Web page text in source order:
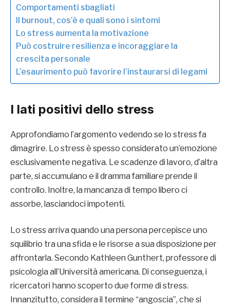
Comportamenti sbagliati
Il burnout, cos’è e quali sono i sintomi
Lo stress aumenta la motivazione
Può costruire resilienza e incoraggiare la
crescita personale
L’esaurimento può favorire l’instaurarsi di legami
I lati positivi dello stress
Approfondiamo l’argomento vedendo se lo stress fa
dimagrire. Lo stress è spesso considerato un’emozione
esclusivamente negativa. Le scadenze di lavoro, d’altra
parte, si accumulano e il dramma familiare prende il
controllo. Inoltre, la mancanza di tempo libero ci
assorbe, lasciandoci impotenti.
Lo stress arriva quando una persona percepisce uno
squilibrio tra una sfida e le risorse a sua disposizione per
affrontarla. Secondo Kathleen Gunthert, professore di
psicologia all’Università americana. Di conseguenza, i
ricercatori hanno scoperto due forme di stress.
Innanzitutto, considera il termine “angoscia”, che si